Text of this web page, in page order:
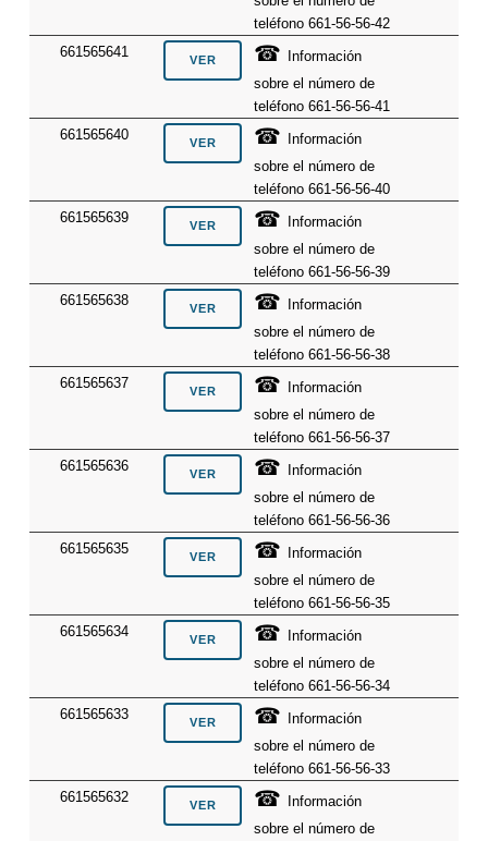
teléfono 661-56-56-42
661565641
☎
Información
sobre el número de
teléfono 661-56-56-41
661565640
☎
Información
sobre el número de
teléfono 661-56-56-40
661565639
☎
Información
sobre el número de
teléfono 661-56-56-39
661565638
☎
Información
sobre el número de
teléfono 661-56-56-38
661565637
☎
Información
sobre el número de
teléfono 661-56-56-37
661565636
☎
Información
sobre el número de
teléfono 661-56-56-36
661565635
☎
Información
sobre el número de
teléfono 661-56-56-35
661565634
☎
Información
sobre el número de
teléfono 661-56-56-34
661565633
☎
Información
sobre el número de
teléfono 661-56-56-33
661565632
☎
Información
sobre el número de